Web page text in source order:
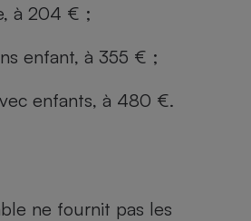
à 204 € ;
enfant, à 355 € ;
enfants, à 480 €.
ne fournit pas les